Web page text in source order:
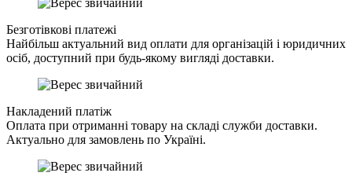
Безготівкові платежі
Найбільш актуальний вид оплати для організацій і юридичних
осіб, доступний при будь-якому вигляді доставки.
Накладений платіж
Оплата при отриманні товару на складі служби доставки.
Актуально для замовлень по Україні.